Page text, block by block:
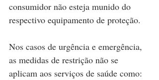
consumidor não esteja munido do
respectivo equipamento de proteção.
Nos casos de urgência e emergência,
as medidas de restrição não se
aplicam aos serviços de saúde como: